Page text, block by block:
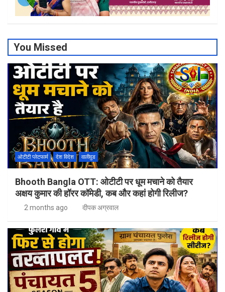
You Missed
ओटीटी प्लेटफार्म देश विदेश वालीवुड
Bhooth Bangla OTT: ओटीटी पर धूम मचाने को तैयार
अक्षय कुमार की हॉरर कॉमेडी, कब और कहां होगी रिलीज?
2 months ago दीपक अग्रवाल